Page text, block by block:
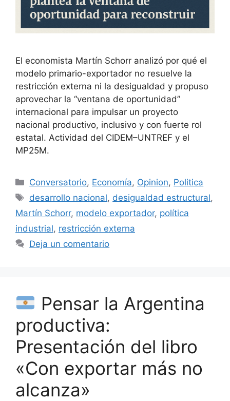
El economista Martín Schorr analizó por qué el
modelo primario-exportador no resuelve la
restricción externa ni la desigualdad y propuso
aprovechar la “ventana de oportunidad”
internacional para impulsar un proyecto
nacional productivo, inclusivo y con fuerte rol
estatal. Actividad del CIDEM–UNTREF y el
MP25M.
Conversatorio, Economía, Opinion, Politica
desarrollo nacional, desigualdad estructural,
Martín Schorr, modelo exportador, política
industrial, restricción externa
Deja un comentario
Pensar la Argentina
productiva:
Presentación del libro
«Con exportar más no
alcanza»